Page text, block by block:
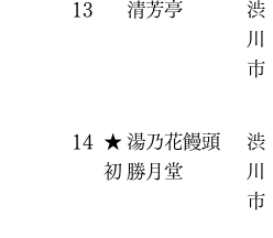
13 清芳亭
渋
川
市
14 ★
初
湯乃花饅頭
勝月堂
渋
川
市